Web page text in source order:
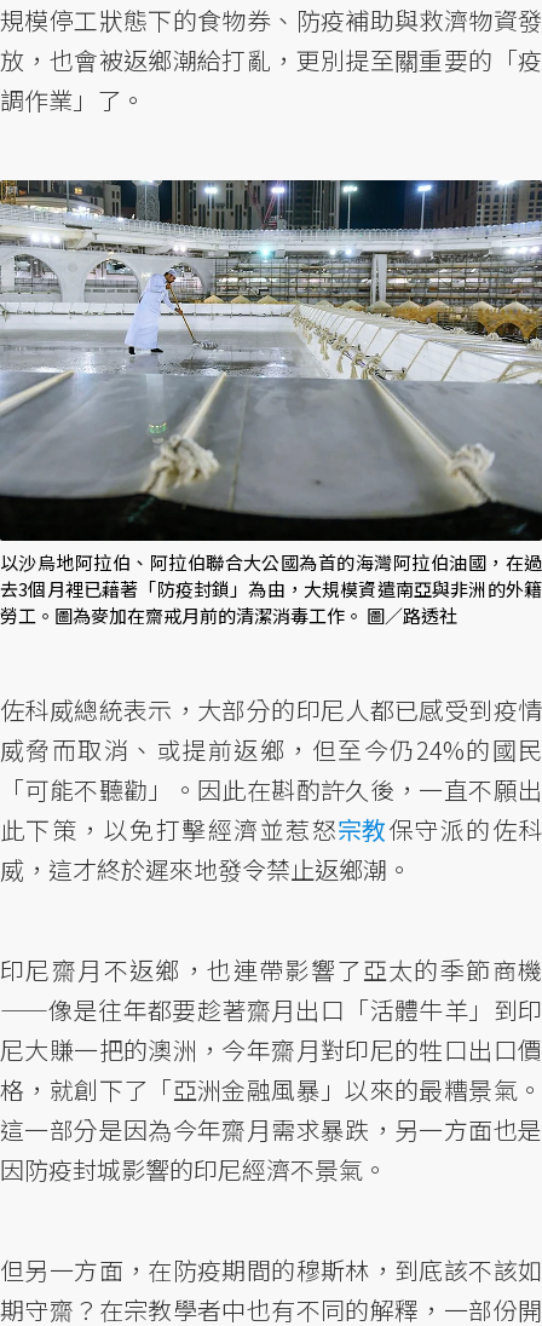
規模停工狀態下的食物券、防疫補助與救濟物資發
放，也會被返鄉潮給打亂，更別提至關重要的「疫
調作業」了。
以沙烏地阿拉伯、阿拉伯聯合大公國為首的海灣阿拉伯油國，在過
去3個月裡已藉著「防疫封鎖」為由，大規模資遣南亞與非洲的外籍
勞工。圖為麥加在齋戒月前的清潔消毒工作。 圖／路透社
佐科威總統表示，大部分的印尼人都已感受到疫情
威脅而取消、或提前返鄉，但至今仍24%的國民
「可能不聽勸」。因此在斟酌許久後，一直不願出
此下策，以免打擊經濟並惹怒宗教保守派的佐科
威，這才終於遲來地發令禁止返鄉潮。
印尼齋月不返鄉，也連帶影響了亞太的季節商機
——像是往年都要趁著齋月出口「活體牛羊」到印
尼大賺一把的澳洲，今年齋月對印尼的牲口出口價
格，就創下了「亞洲金融風暴」以來的最糟景氣。
這一部分是因為今年齋月需求暴跌，另一方面也是
因防疫封城影響的印尼經濟不景氣。
但另一方面，在防疫期間的穆斯林，到底該不該如
期守齋？在宗教學者中也有不同的解釋，一部份開